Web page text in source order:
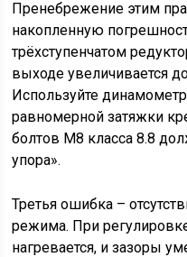
Пренебрежение этим
накопленную
трёхступенчатом
выходе увеличивается
Используйте
равномерной затяжки
болтов М8 класса 8.8
упора».
Третья ошибка –
режима. При
нагревается, и зазоры